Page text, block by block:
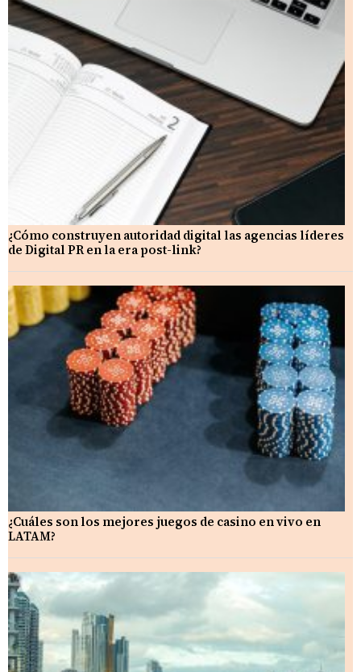
¿Cómo construyen autoridad digital las agencias líderes
de Digital PR en la era post-link?
¿Cuáles son los mejores juegos de casino en vivo en
LATAM?